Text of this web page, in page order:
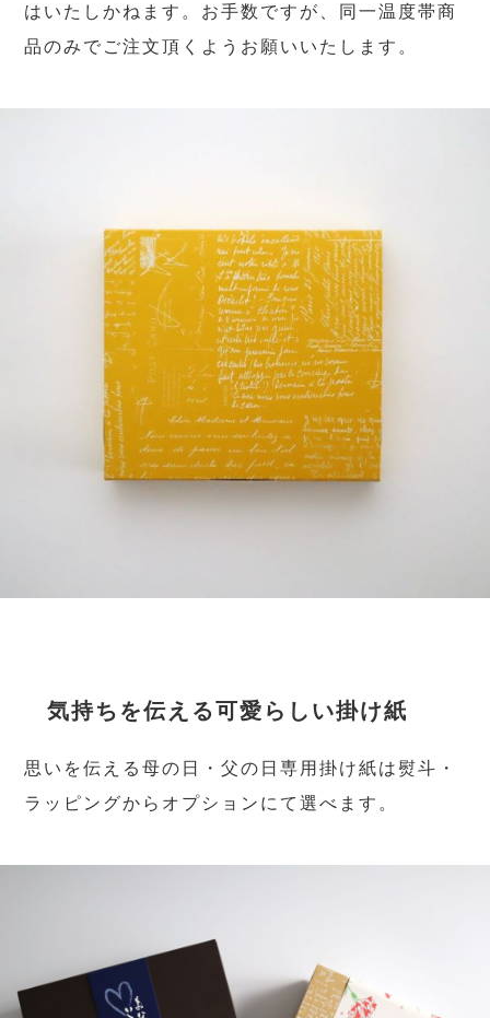
はいたしかねます。お手数ですが、同一温度帯商
品のみでご注文頂くようお願いいたします。
気持ちを伝える可愛らしい掛け紙
思いを伝える母の日・父の日専用掛け紙は熨斗・
ラッピングからオプションにて選べます。